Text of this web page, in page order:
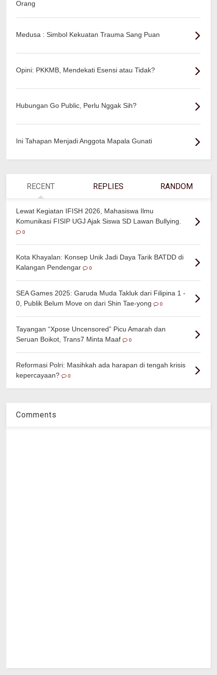
Orang
Medusa : Simbol Kekuatan Trauma Sang Puan
Opini: PKKMB, Mendekati Esensi atau Tidak?
Hubungan Go Public, Perlu Nggak Sih?
Ini Tahapan Menjadi Anggota Mapala Gunati
RECENT REPLIES RANDOM
Lewat Kegiatan IFISH 2026, Mahasiswa Ilmu
Komunikasi FISIP UGJ Ajak Siswa SD Lawan Bullying.
0
Kota Khayalan: Konsep Unik Jadi Daya Tarik BATDD di
Kalangan Pendengar
0
SEA Games 2025: Garuda Muda Takluk dari Filipina 1 -
0, Publik Belum Move on dari Shin Tae-yong
0
Tayangan “Xpose Uncensored” Picu Amarah dan
Seruan Boikot, Trans7 Minta Maaf
0
Reformasi Polri: Masihkah ada harapan di tengah krisis
kepercayaan?
0
Comments